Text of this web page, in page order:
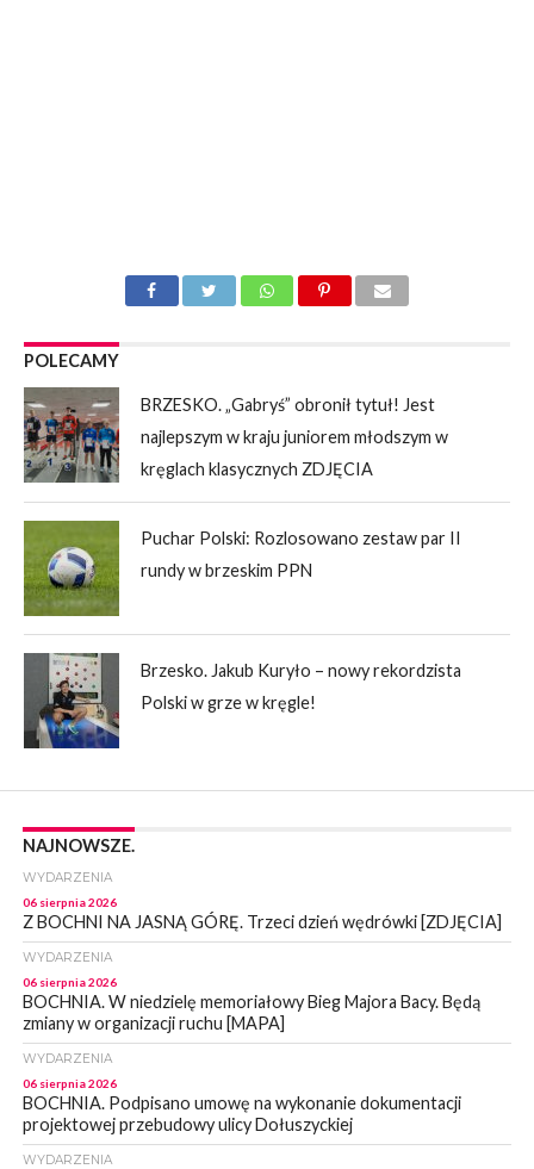
POLECAMY
BRZESKO. „Gabryś” obronił tytuł! Jest
najlepszym w kraju juniorem młodszym w
kręglach klasycznych ZDJĘCIA
Puchar Polski: Rozlosowano zestaw par II
rundy w brzeskim PPN
Brzesko. Jakub Kuryło – nowy rekordzista
Polski w grze w kręgle!
NAJNOWSZE.
WYDARZENIA
06 sierpnia 2026
Z BOCHNI NA JASNĄ GÓRĘ. Trzeci dzień wędrówki [ZDJĘCIA]
WYDARZENIA
06 sierpnia 2026
BOCHNIA. W niedzielę memoriałowy Bieg Majora Bacy. Będą
zmiany w organizacji ruchu [MAPA]
WYDARZENIA
06 sierpnia 2026
BOCHNIA. Podpisano umowę na wykonanie dokumentacji
projektowej przebudowy ulicy Dołuszyckiej
WYDARZENIA